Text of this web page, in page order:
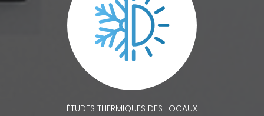
ÉTUDES THERMIQUES DES LOCAUX